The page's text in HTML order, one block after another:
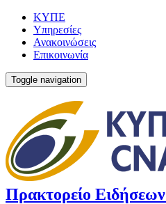
ΚΥΠΕ
Υπηρεσίες
Ανακοινώσεις
Επικοινωνία
Toggle navigation
Πρακτορείο Ειδήσεων